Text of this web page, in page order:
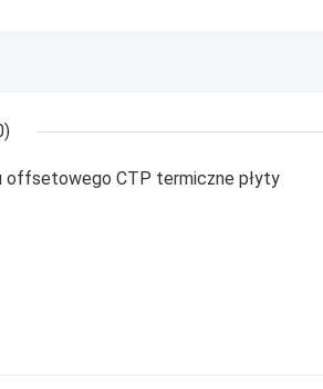
offsetowego CTP termiczne płyty